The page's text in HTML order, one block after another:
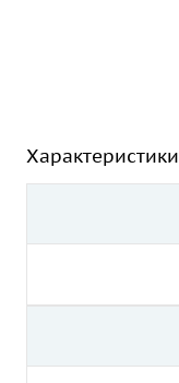
Характеристики